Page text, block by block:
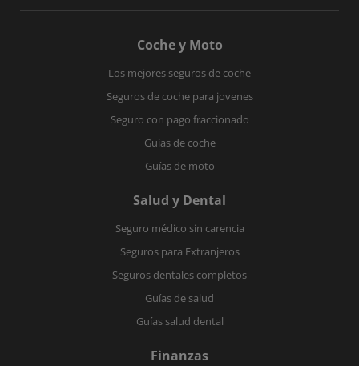
Coche y Moto
Los mejores seguros de coche
Seguros de coche para jovenes
Seguro con pago fraccionado
Guías de coche
Guías de moto
Salud y Dental
Seguro médico sin carencia
Seguros para Extranjeros
Seguros dentales completos
Guías de salud
Guías salud dental
Finanzas